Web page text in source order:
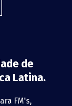
de
Latina.
FM's,